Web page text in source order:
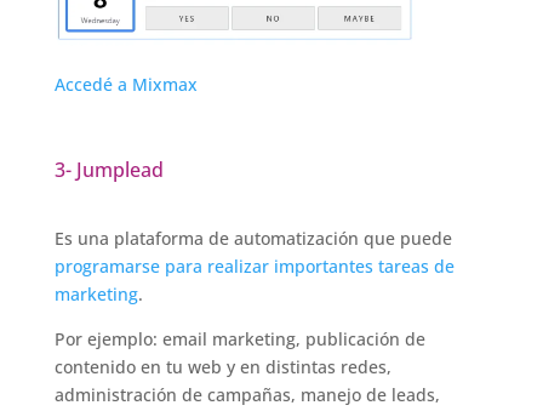
Accedé a Mixmax
3- Jumplead
Es una plataforma de automatización que puede
programarse para realizar importantes tareas de
marketing.
Por ejemplo: email marketing, publicación de
contenido en tu web y en distintas redes,
administración de campañas, manejo de leads,